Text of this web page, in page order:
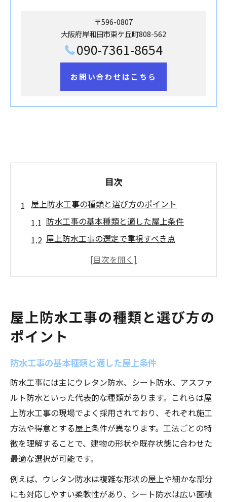
〒596-0807
大阪府岸和田市東ケ丘町808-562
090-7361-8654
お問い合わせはこちら
目次
屋上防水工事の種類と選び方のポイント
防水工事の基本種類と適した屋上条件
屋上防水工事の選定で重視すべき点
ウレタン防水やシート防水の特徴解説
防水工事の失敗例から学ぶ重要な対策
屋上防水工事やり方の注意点まとめ
信頼できる防水工事業者の見極め方法
防水工事で失敗しないための下地処理法
防水工事のトラブル事例と対策ポイント
DIYに挑戦するなら知っておきたい防水工事の流
れ
自分でやる屋上防水の基本手順と準備
DIY防水工事の必要な道具と注意事項
屋上防水塗料の選び方と使い方ガイド
防水工事DIYで起こりやすい失敗と対策
屋上防水工事の種類と選び方の
ポイント
防水工事の基本種類と適した屋上条件
防水工事には主にウレタン防水、シート防水、アスファ
ルト防水といった代表的な種類があります。これらは屋
上防水工事の現場でよく採用されており、それぞれ施工
方法や得意とする屋上条件が異なります。工法ごとの特
徴を理解することで、建物の形状や既存状態に合わせた
最適な選択が可能です。
例えば、ウレタン防水は複雑な形状の屋上や細かな部分
にも対応しやすい柔軟性があり、シート防水は広い面積